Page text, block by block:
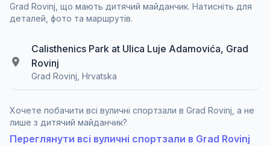
Grad Rovinj, що мають дитячий майданчик. Натисніть для
деталей, фото та маршрутів.
Calisthenics Park at Ulica Luje Adamovića, Grad
Rovinj
Grad Rovinj, Hrvatska
Хочете побачити всі вуличні спортзали в Grad Rovinj, а не
лише з дитячий майданчик?
Переглянути всі вуличні спортзали в Grad Rovinj